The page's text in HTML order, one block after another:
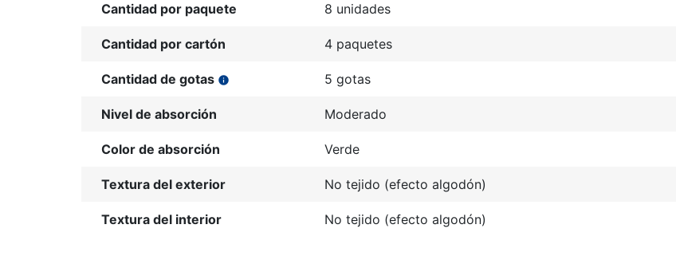
Cantidad por paquete 8 unidades
Cantidad por cartón 4 paquetes
Cantidad de gotas info 5 gotas
Nivel de absorción Moderado
Color de absorción Verde
Textura del exterior No tejido (efecto algodón)
Textura del interior No tejido (efecto algodón)